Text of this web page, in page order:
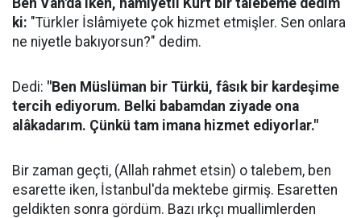
Ben Van'da iken, hamiyetli Kürt bir talebeme dedim
ki: "Türkler İslâmiyete çok hizmet etmişler. Sen onlara
ne niyetle bakıyorsun?" dedim.
Dedi: "Ben Müslüman bir Türkü, fâsık bir kardeşime
tercih ediyorum. Belki babamdan ziyade ona
alâkadarım. Çünkü tam imana hizmet ediyorlar."
Bir zaman geçti, (Allah rahmet etsin) o talebem, ben
esarette iken, İstanbul'da mektebe girmiş. Esaretten
geldikten sonra gördüm. Bazı ırkçı muallimlerden